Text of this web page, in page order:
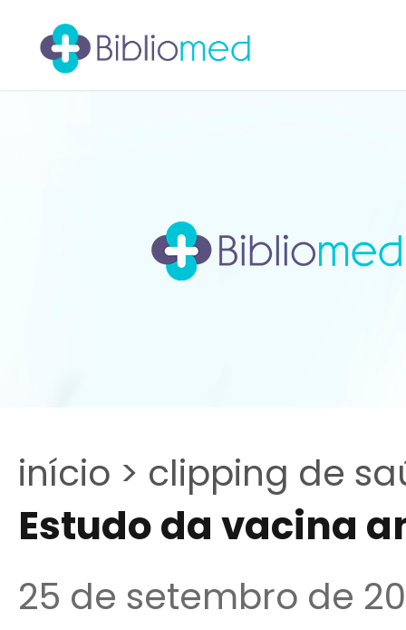
início > clipping de
Estudo da vacina
25 de setembro de